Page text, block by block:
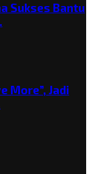
Sukses Bantu
More”, Jadi